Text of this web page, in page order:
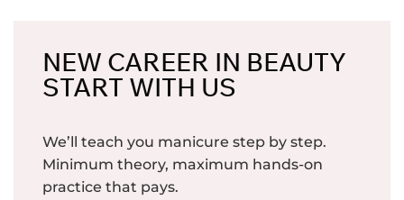
NEW CAREER IN BEAUTY
START WITH US
We’ll teach you manicure step by step.
Minimum theory, maximum hands-on
practice that pays.